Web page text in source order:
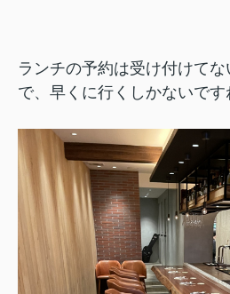
ランチの予約は受け付けて
で、早くに行くしかないです